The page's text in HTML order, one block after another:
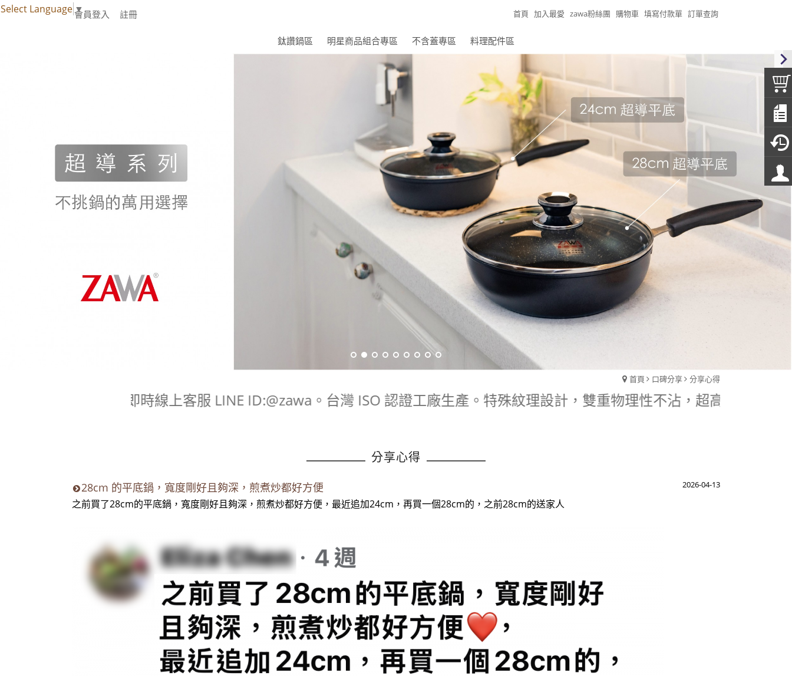
Select Language ▼ 首頁 加入最愛 zawa粉絲團 購物車 填寫付款單 訂單查詢
會員登入 註冊
鈦讚鍋區 明星商品組合專區 不含蓋專區 料理配件區
首頁 口碑分享 分享心得
即時線上客服 LINE ID:@zawa。台灣 ISO 認證工廠生產。特殊紋理設計，雙重物理性不沾，超高耐用度。不
分享心得
2026-04-13
28cm 的平底鍋，寬度剛好且夠深，煎煮炒都好方便
之前買了28cm的平底鍋，寬度剛好且夠深，煎煮炒都好方便，最近追加24cm，再買一個28cm的，之前28cm的送家人